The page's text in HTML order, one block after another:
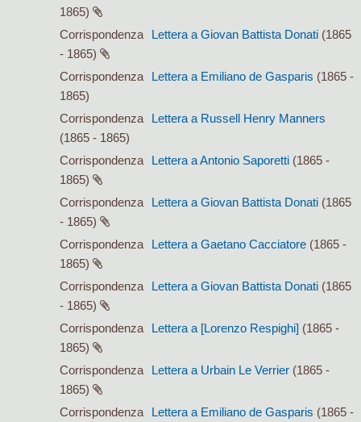
1865)
Corrispondenza
Lettera a Giovan Battista Donati (1865
- 1865)
Corrispondenza
Lettera a Emiliano de Gasparis (1865 -
1865)
Corrispondenza
Lettera a Russell Henry Manners
(1865 - 1865)
Corrispondenza
Lettera a Antonio Saporetti (1865 -
1865)
Corrispondenza
Lettera a Giovan Battista Donati (1865
- 1865)
Corrispondenza
Lettera a Gaetano Cacciatore (1865 -
1865)
Corrispondenza
Lettera a Giovan Battista Donati (1865
- 1865)
Corrispondenza
Lettera a [Lorenzo Respighi] (1865 -
1865)
Corrispondenza
Lettera a Urbain Le Verrier (1865 -
1865)
Corrispondenza
Lettera a Emiliano de Gasparis (1865 -